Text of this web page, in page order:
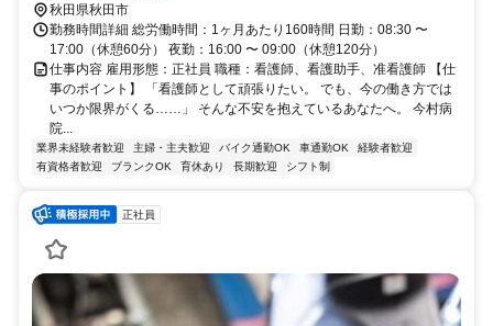
秋田県秋田市
勤務時間詳細 総労働時間：1ヶ月あたり160時間 日勤：08:30 〜
17:00（休憩60分） 夜勤：16:00 〜 09:00（休憩120分）
仕事内容 雇用形態：正社員 職種：看護師、看護助手、准看護師 【仕
事のポイント】 「看護師として頑張りたい。 でも、今の働き方では
いつか限界がくる……」 そんな不安を抱えているあなたへ。 今村病
院...
業界未経験者歓迎 主婦・主夫歓迎 バイク通勤OK 車通勤OK
経験者歓迎
有資格者歓迎
ブランクOK 育休あり 長期歓迎 シフト制
正社員